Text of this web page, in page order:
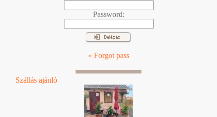
Password:
» Forgot pass
Szállás ajánló